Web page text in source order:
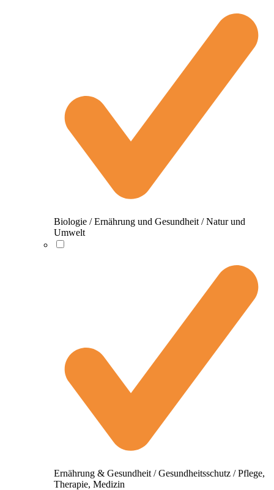
Biologie / Ernährung und Gesundheit / Natur und
Umwelt
Ernährung & Gesundheit / Gesundheitsschutz / Pflege,
Therapie, Medizin